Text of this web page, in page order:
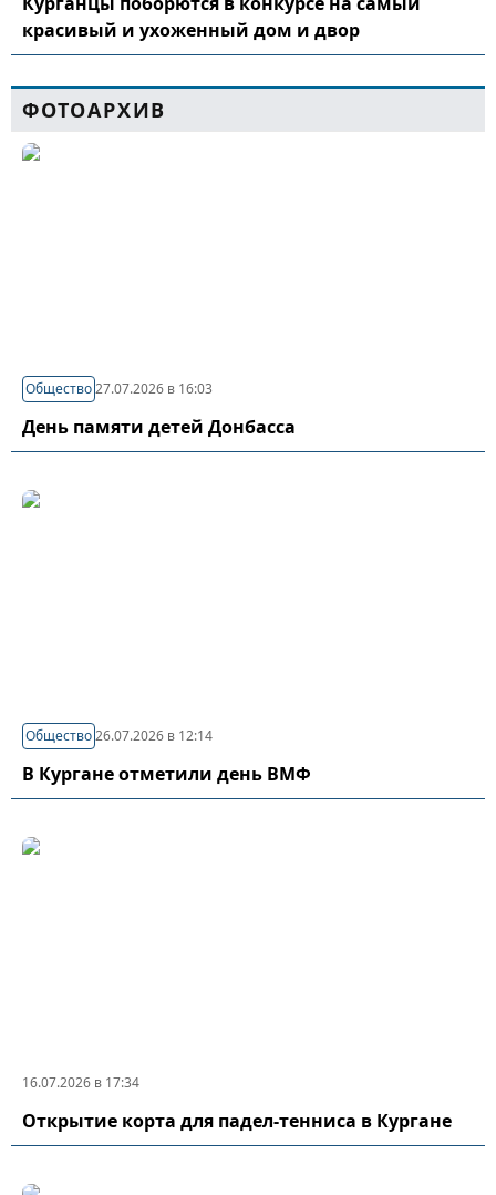
красивый и ухоженный дом и двор
ФОТОАРХИВ
Общество27.07.2026 в 16:03
День памяти детей Донбасса
Общество26.07.2026 в 12:14
В Кургане отметили день ВМФ
16.07.2026 в 17:34
Открытие корта для падел-тенниса в Кургане